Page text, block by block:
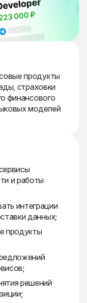
продукты
страховки
финансового
моделей
и работы
интеграции
данных;
продукты
решений